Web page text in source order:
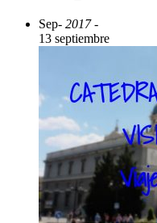
Sep- 2017 -
13 septiembre